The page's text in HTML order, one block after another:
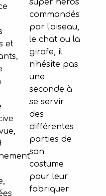
et
super héros
commandés
par l'oiseau,
le chat ou la
girafe, il
n'hésite pas
une
seconde à
se servir
des
différentes
parties de
son
costume
pour leur
fabriquer